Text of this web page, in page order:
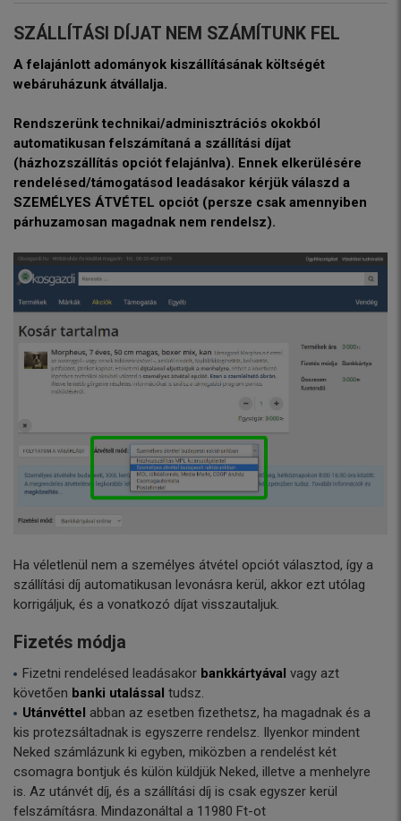
SZÁLLÍTÁSI DÍJAT NEM SZÁMÍTUNK FEL
A felajánlott adományok kiszállításának költségét
webáruházunk átvállalja.
Rendszerünk technikai/adminisztrációs okokból
automatikusan felszámítaná a szállítási díjat
(házhozszállítás opciót felajánlva). Ennek elkerülésére
rendelésed/támogatásod leadásakor kérjük válaszd a
SZEMÉLYES ÁTVÉTEL opciót (persze csak amennyiben
párhuzamosan magadnak nem rendelsz).
Ha véletlenül nem a személyes átvétel opciót választod, így a
szállítási díj automatikusan levonásra kerül, akkor ezt utólag
korrigáljuk, és a vonatkozó díjat visszautaljuk.
Fizetés módja
Fizetni rendelésed leadásakor bankkártyával vagy azt
követően banki utalással tudsz.
Utánvéttel abban az esetben fizethetsz, ha magadnak és a
kis protezsáltadnak is egyszerre rendelsz. Ilyenkor mindent
Neked számlázunk ki egyben, miközben a rendelést két
csomagra bontjuk és külön küldjük Neked, illetve a menhelyre
is. Az utánvét díj, és a szállítási díj is csak egyszer kerül
felszámításra. Mindazonáltal a 11980 Ft-ot